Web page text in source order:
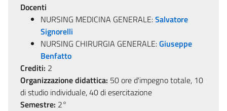
Docenti
NURSING MEDICINA GENERALE:Salvatore
Signorelli
NURSING CHIRURGIA GENERALE:Giuseppe
Benfatto
Crediti: 2
Organizzazione didattica: 50 ore d'impegno totale, 10
di studio individuale, 40 di esercitazione
Semestre: 2°